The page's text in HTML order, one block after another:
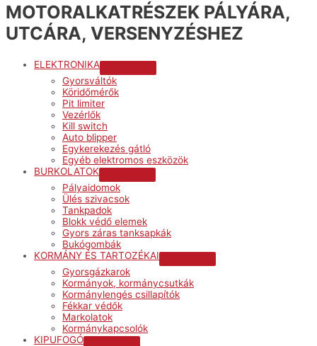
MOTORALKATRÉSZEK PÁLYÁRA,
UTCÁRA, VERSENYZÉSHEZ
ELEKTRONIKA
Gyorsváltók
Köridőmérők
Pit limiter
Vezérlők
Kill switch
Auto blipper
Egykerekezés gátló
Egyéb elektromos eszközök
BURKOLATOK
Pályaidomok
Ülés szivacsok
Tankpadok
Blokk védő elemek
Gyors záras tanksapkák
Bukógombák
KORMÁNY ÉS TARTOZÉKAI
Gyorsgázkarok
Kormányok, kormánycsutkák
Kormánylengés csillapítók
Fékkar védők
Markolatok
Kormánykapcsolók
KIPUFOGÓ